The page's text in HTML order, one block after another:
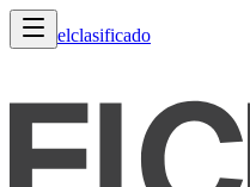
elclasificado